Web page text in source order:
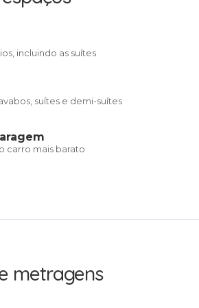
incluindo as suítes
suítes e demi-suítes
carro mais barato
metragens